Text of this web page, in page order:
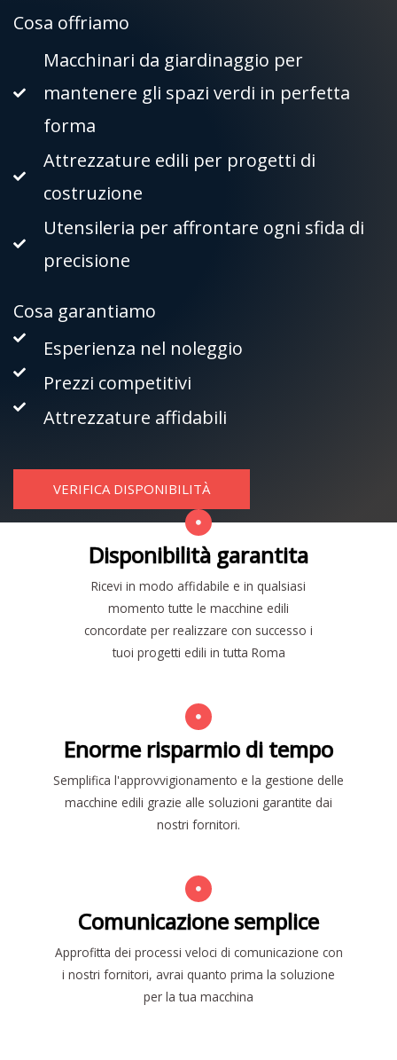
Cosa offriamo
Macchinari da giardinaggio per
mantenere gli spazi verdi in perfetta
forma
Attrezzature edili per progetti di
costruzione
Utensileria per affrontare ogni sfida di
precisione
Cosa garantiamo
Esperienza nel noleggio
Prezzi competitivi
Attrezzature affidabili
VERIFICA DISPONIBILITÀ
Disponibilità garantita
Ricevi in modo affidabile e in qualsiasi
momento tutte le macchine edili
concordate per realizzare con successo i
tuoi progetti edili in tutta Roma
Enorme risparmio di tempo
Semplifica l'approvvigionamento e la gestione delle
macchine edili grazie alle soluzioni garantite dai
nostri fornitori.
Comunicazione semplice
Approfitta dei processi veloci di comunicazione con
i nostri fornitori, avrai quanto prima la soluzione
per la tua macchina